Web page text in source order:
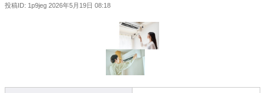
投稿ID: 1p9jeg 2026年5月19日 08:18